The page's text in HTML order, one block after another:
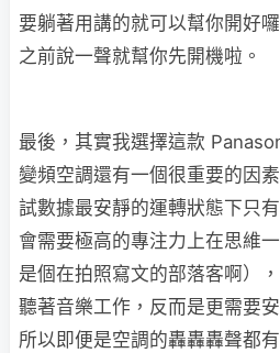
要躺著用講的就可以幫你開好
之前說一聲就幫你先開機啦。
最後，其實我選擇這款
變頻空調還有一個很重要的因
試數據最安靜的運轉狀態下只
會需要極高的專注力上在思維
是個在拍照寫文的部落客啊）
聽著音樂工作，反而是更需要
所以即便是空調的轟轟轟聲都